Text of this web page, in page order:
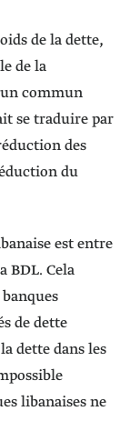
de la dette,
de la
commun
se traduire par
des
du
est entre
BDL. Cela
de dette
dette dans les
libanaises ne